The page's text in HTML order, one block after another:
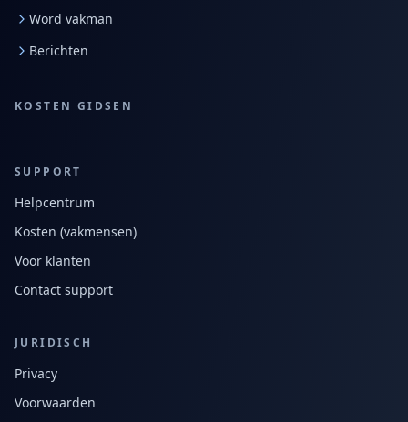
Word vakman
Berichten
KOSTEN GIDSEN
SUPPORT
Helpcentrum
Kosten (vakmensen)
Voor klanten
Contact support
JURIDISCH
Privacy
Voorwaarden